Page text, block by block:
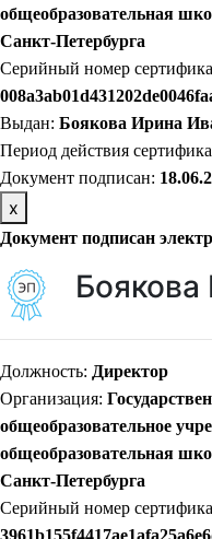
общеобразовательная
Санкт-Петербурга
Серийный номер
Выдан: Боякова Ирина
Период действия
Документ подписан:
х
Документ подписан
Боякова
Должность: Директор
Организация:
общеобразовательное
общеобразовательная
Санкт-Петербурга
Серийный номер